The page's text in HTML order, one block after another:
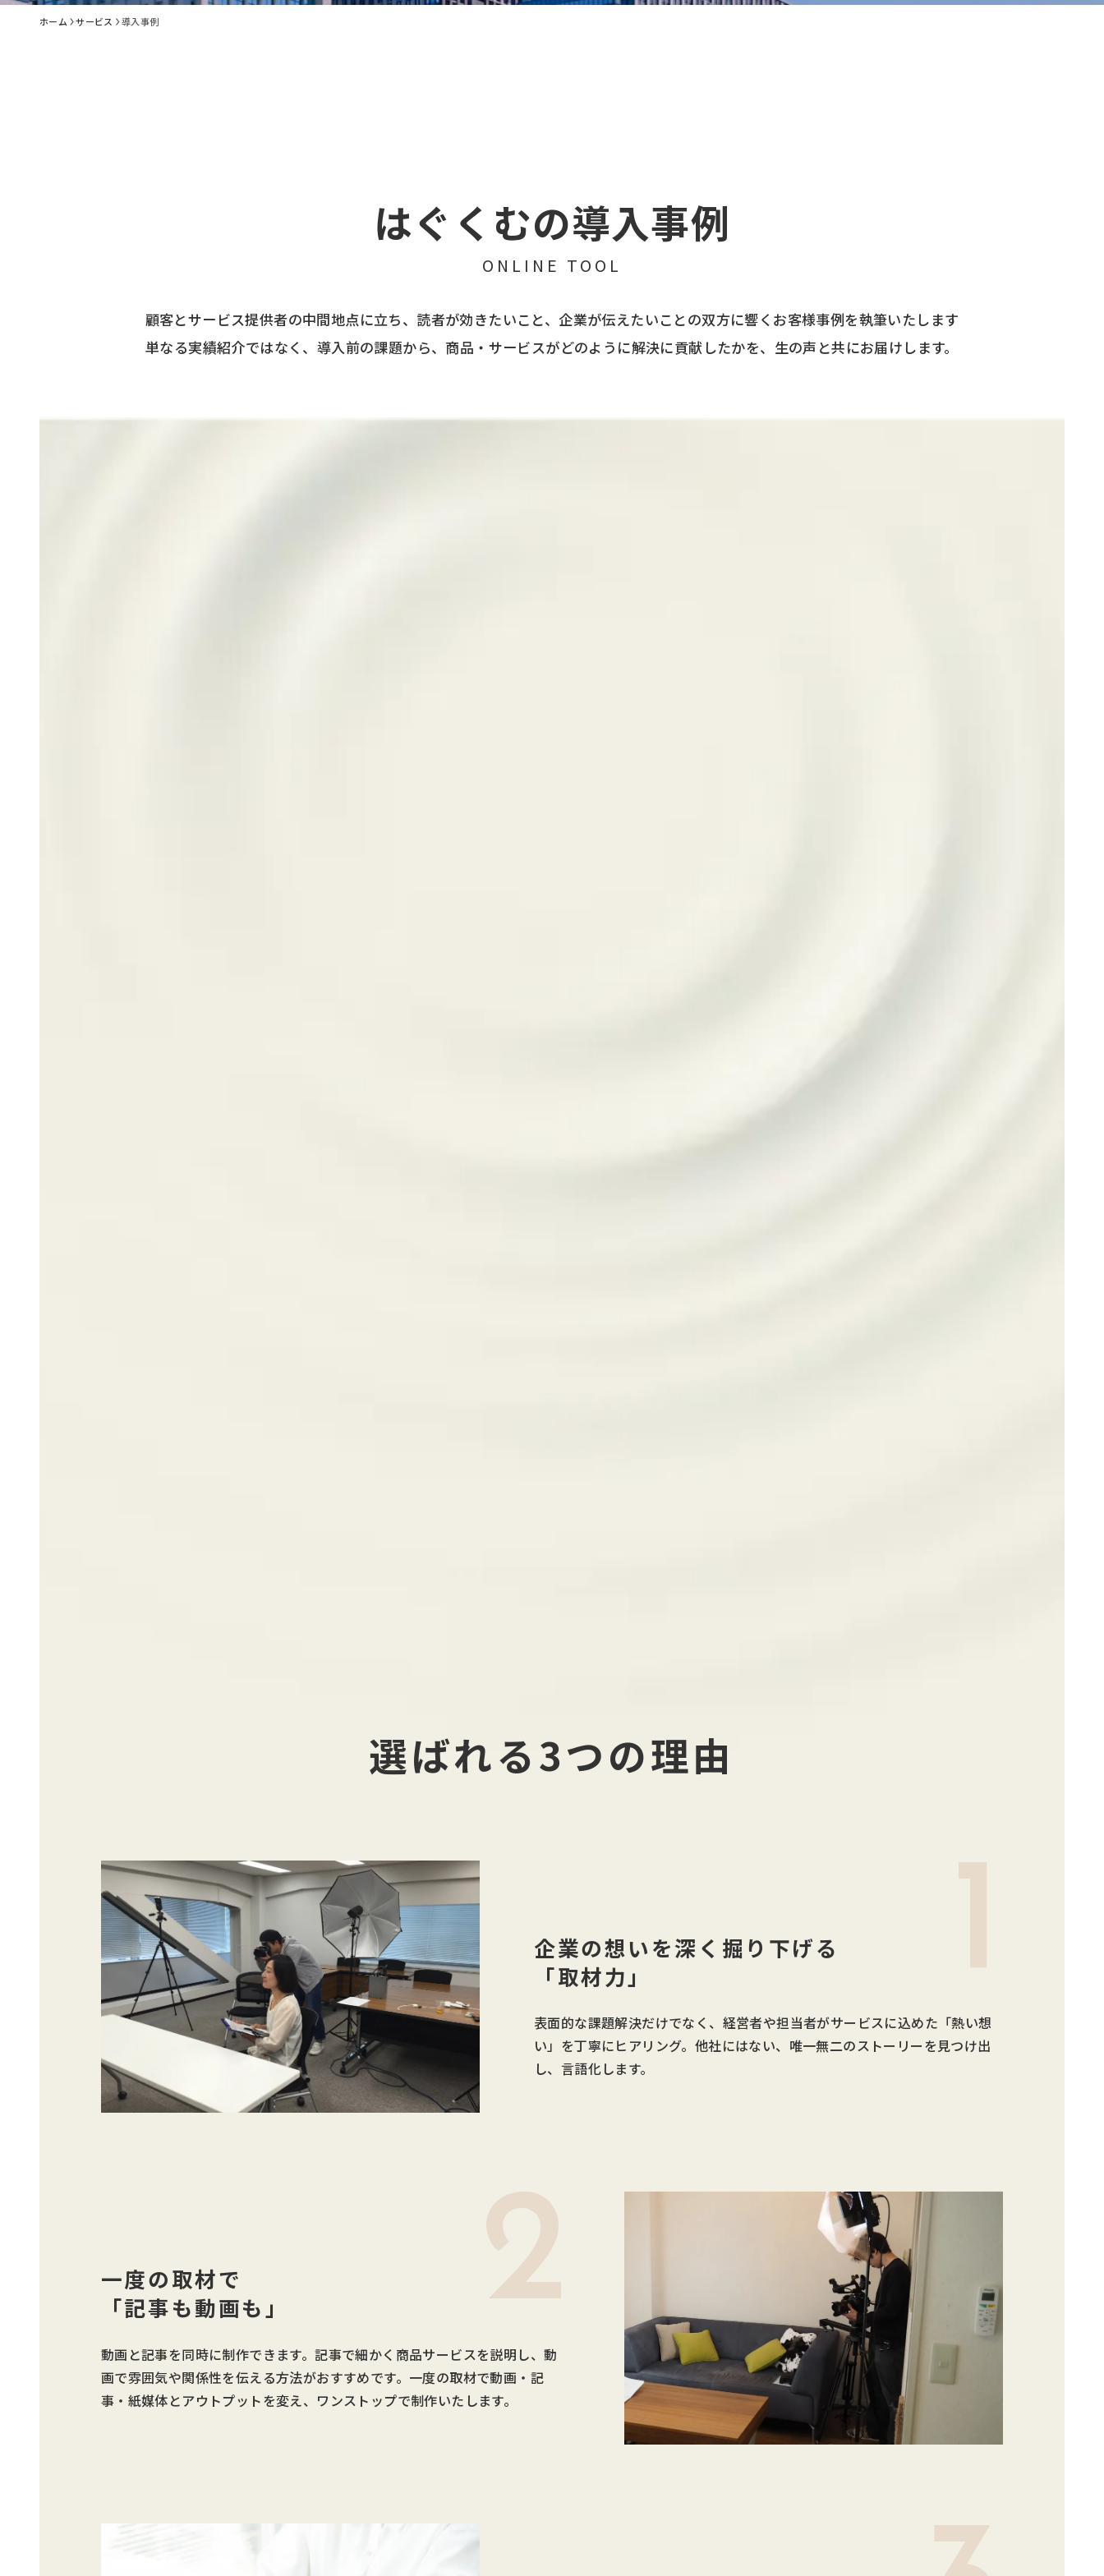
ホーム サービス 導入事例
はぐくむの導入事例
ONLINE TOOL
顧客とサービス提供者の中間地点に立ち、読者が効きたいこと、企業が伝えたいことの双方に響くお客様事例を執筆いたします
単なる実績紹介ではなく、導入前の課題から、商品・サービスがどのように解決に貢献したかを、生の声と共にお届けします。
選ばれる3つの理由
企業の想いを深く掘り下げる
「取材力」
表面的な課題解決だけでなく、経営者や担当者がサービスに込めた「熱い想
い」を丁寧にヒアリング。他社にはない、唯一無二のストーリーを見つけ出
し、言語化します。
一度の取材で
「記事も動画も」
動画と記事を同時に制作できます。記事で細かく商品サービスを説明し、動
画で雰囲気や関係性を伝える方法がおすすめです。一度の取材で動画・記
事・紙媒体とアウトプットを変え、ワンストップで制作いたします。